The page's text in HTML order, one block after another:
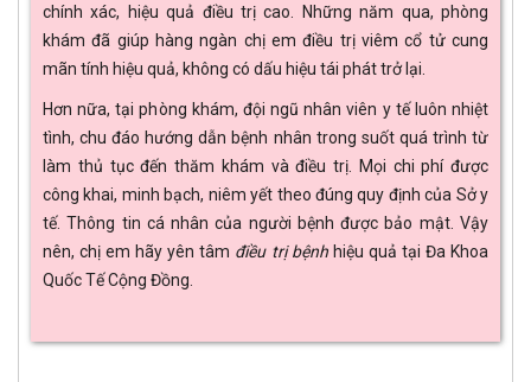
chính xác, hiệu quả điều trị cao. Những năm qua, phòng
khám đã giúp hàng ngàn chị em điều trị viêm cổ tử cung
mãn tính hiệu quả, không có dấu hiệu tái phát trở lại.
Hơn nữa, tại phòng khám, đội ngũ nhân viên y tế luôn nhiệt
tình, chu đáo hướng dẫn bệnh nhân trong suốt quá trình từ
làm thủ tục đến thăm khám và điều trị. Mọi chi phí được
công khai, minh bạch, niêm yết theo đúng quy định của Sở y
tế. Thông tin cá nhân của người bệnh được bảo mật. Vậy
nên, chị em hãy yên tâm điều trịbệnh hiệu quả tại Đa Khoa
Quốc Tế Cộng Đồng.